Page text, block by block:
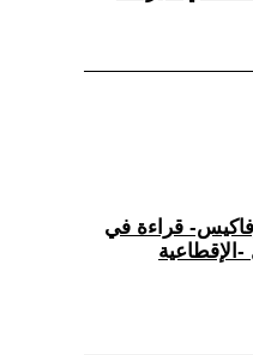
قراءة في